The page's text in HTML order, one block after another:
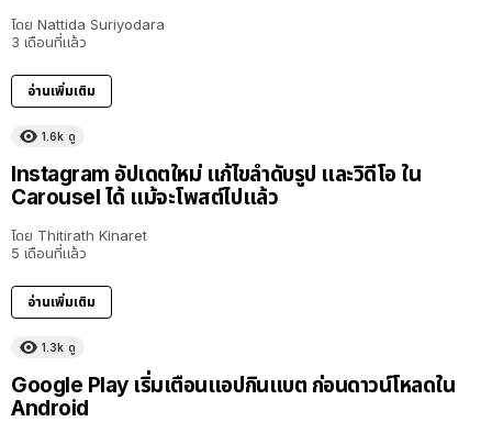
โดย Nattida Suriyodara
3 เดือนที่แล้ว
อ่านเพิ่มเติม
1.6k ดู
Instagram อัปเดตใหม่ แก้ไขลำดับรูป และวิดีโอ ใน
Carousel ได้ แม้จะโพสต์ไปแล้ว
โดย Thitirath Kinaret
5 เดือนที่แล้ว
อ่านเพิ่มเติม
1.3k ดู
Google Play เริ่มเตือนแอปกินแบต ก่อนดาวน์โหลดใน
Android